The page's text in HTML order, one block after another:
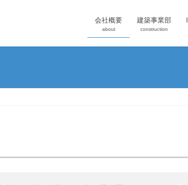
会社概要
about
建築事業部
construction